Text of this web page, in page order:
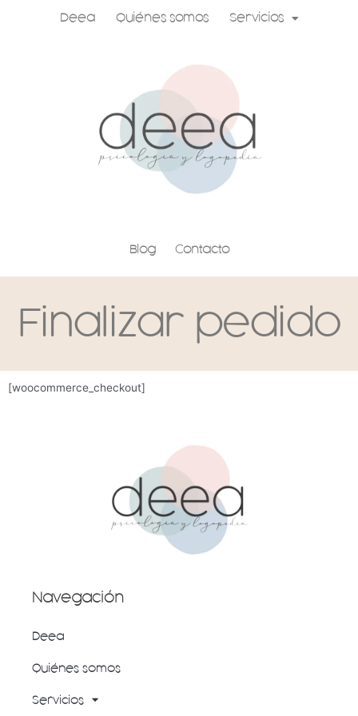
Deea Quiénes somos Servicios
Blog Contacto
Finalizar pedido
[woocommerce_checkout]
Navegación
Deea
Quiénes somos
Servicios